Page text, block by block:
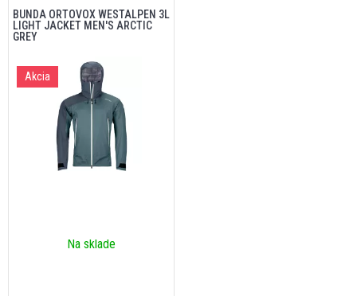
BUNDA ORTOVOX WESTALPEN 3L
LIGHT JACKET MEN'S ARCTIC
GREY
Akcia
Na sklade